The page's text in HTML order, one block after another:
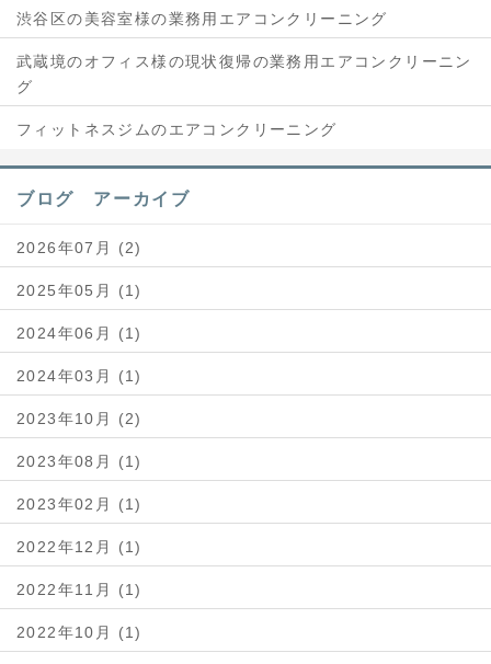
渋谷区の美容室様の業務用エアコンクリーニング
武蔵境のオフィス様の現状復帰の業務用エアコンクリーニン
グ
フィットネスジムのエアコンクリーニング
ブログ アーカイブ
2026年07月 (2)
2025年05月 (1)
2024年06月 (1)
2024年03月 (1)
2023年10月 (2)
2023年08月 (1)
2023年02月 (1)
2022年12月 (1)
2022年11月 (1)
2022年10月 (1)